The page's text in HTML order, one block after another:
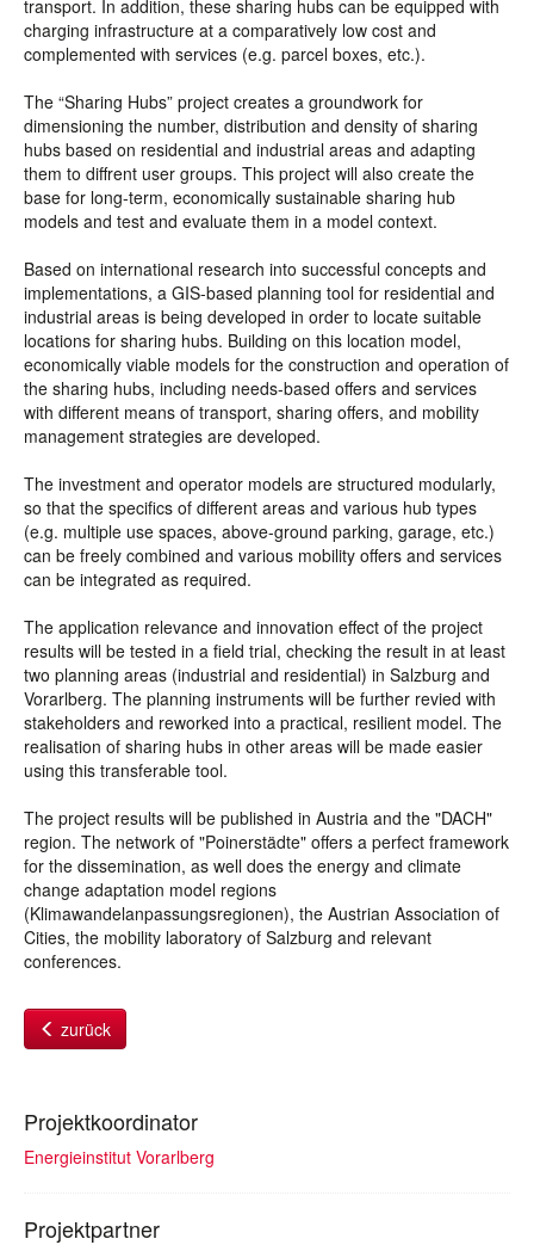
transport. In addition, these sharing hubs can be equipped with
charging infrastructure at a comparatively low cost and
complemented with services (e.g. parcel boxes, etc.).
The “Sharing Hubs” project creates a groundwork for
dimensioning the number, distribution and density of sharing
hubs based on residential and industrial areas and adapting
them to diffrent user groups. This project will also create the
base for long-term, economically sustainable sharing hub
models and test and evaluate them in a model context.
Based on international research into successful concepts and
implementations, a GIS-based planning tool for residential and
industrial areas is being developed in order to locate suitable
locations for sharing hubs. Building on this location model,
economically viable models for the construction and operation of
the sharing hubs, including needs-based offers and services
with different means of transport, sharing offers, and mobility
management strategies are developed.
The investment and operator models are structured modularly,
so that the specifics of different areas and various hub types
(e.g. multiple use spaces, above-ground parking, garage, etc.)
can be freely combined and various mobility offers and services
can be integrated as required.
The application relevance and innovation effect of the project
results will be tested in a field trial, checking the result in at least
two planning areas (industrial and residential) in Salzburg and
Vorarlberg. The planning instruments will be further revied with
stakeholders and reworked into a practical, resilient model. The
realisation of sharing hubs in other areas will be made easier
using this transferable tool.
The project results will be published in Austria and the "DACH"
region. The network of "Poinerstädte" offers a perfect framework
for the dissemination, as well does the energy and climate
change adaptation model regions
(Klimawandelanpassungsregionen), the Austrian Association of
Cities, the mobility laboratory of Salzburg and relevant
conferences.
zurück
Projektkoordinator
Energieinstitut Vorarlberg
Projektpartner